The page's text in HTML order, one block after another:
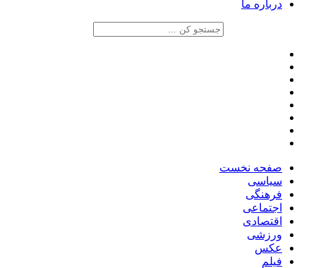
درباره ما
صفحه نخست
سیاسی
فرهنگی
اجتماعی
اقتصادی
ورزشی
عکس
فیلم